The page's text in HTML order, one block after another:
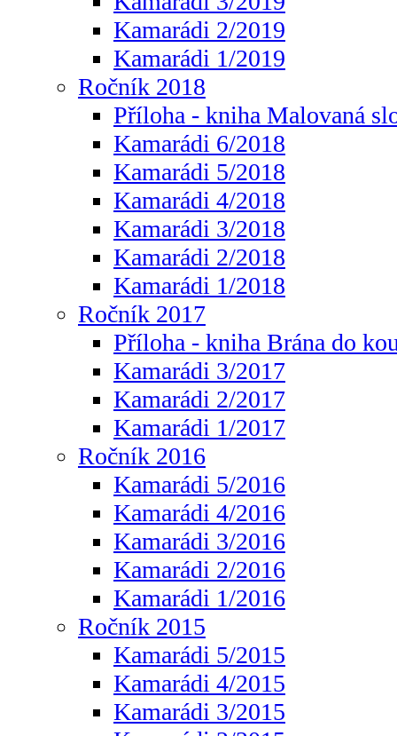
Kamarádi 2/2019
Kamarádi 1/2019
Ročník 2018
Příloha - kniha Malovaná
Kamarádi 6/2018
Kamarádi 5/2018
Kamarádi 4/2018
Kamarádi 3/2018
Kamarádi 2/2018
Kamarádi 1/2018
Ročník 2017
Příloha - kniha Brána do
Kamarádi 3/2017
Kamarádi 2/2017
Kamarádi 1/2017
Ročník 2016
Kamarádi 5/2016
Kamarádi 4/2016
Kamarádi 3/2016
Kamarádi 2/2016
Kamarádi 1/2016
Ročník 2015
Kamarádi 5/2015
Kamarádi 4/2015
Kamarádi 3/2015